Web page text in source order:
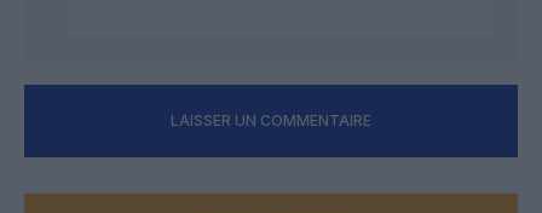
LAISSER UN COMMENTAIRE